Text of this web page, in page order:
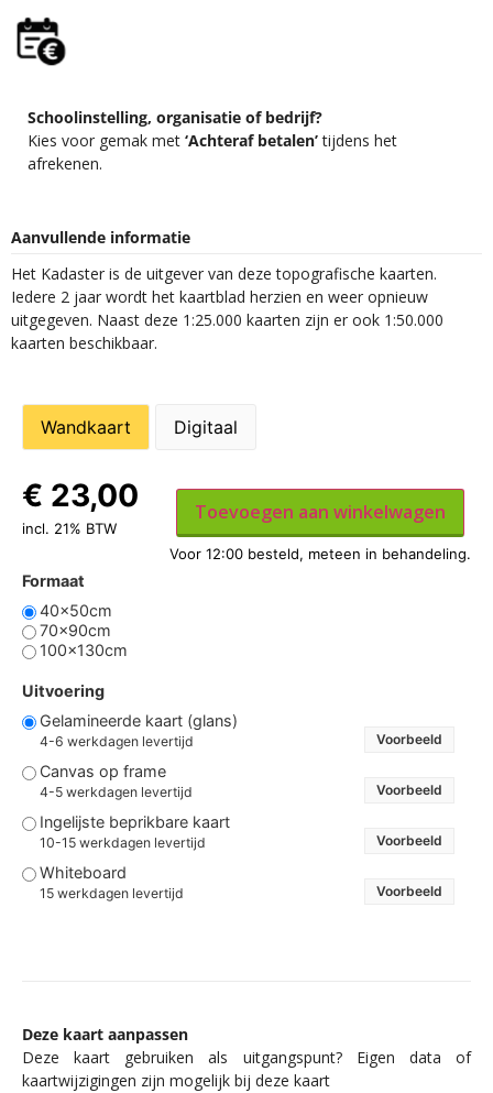
Schoolinstelling, organisatie of bedrijf?
Kies voor gemak met ‘Achteraf betalen’tijdens het
afrekenen.
Aanvullende informatie
Het Kadaster is de uitgever van deze topografische kaarten.
Iedere 2 jaar wordt het kaartblad herzien en weer opnieuw
uitgegeven. Naast deze 1:25.000 kaarten zijn er ook 1:50.000
kaarten beschikbaar.
Wandkaart Digitaal
Formaat
40x50cm
70x90cm
100x130cm
Uitvoering
Gelamineerde kaart (glans)
4-6 werkdagen levertijd Voorbeeld
Canvas op frame
4-5 werkdagen levertijd Voorbeeld
Ingelijste beprikbare kaart
10-15 werkdagen levertijd Voorbeeld
Whiteboard
15 werkdagen levertijd Voorbeeld
€ 23,00
incl. 21% BTW
Toevoegen aan winkelwagen
Deze kaart aanpassen
Deze kaart gebruiken als uitgangspunt? Eigen data of
kaartwijzigingen zijn mogelijk bij deze kaart